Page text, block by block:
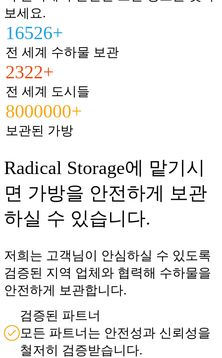
보세요.
16526+
전 세계 수하물 보관
2322+
전 세계 도시들
8000000+
보관된 가방
Radical Storage에 맡기시
면 가방을 안전하게 보관
하실 수 있습니다.
저희는 고객님이 안심하실 수 있도록
검증된 지역 업체와 협력해 수하물을
안전하게 보관합니다.
검증된 파트너
모든 파트너는 안전성과 신뢰성을
철저히 검증받습니다.